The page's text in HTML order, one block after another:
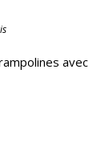
avec